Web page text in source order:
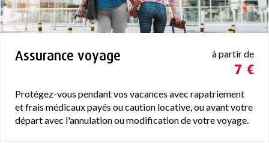
Assurance voyage à partir de
7 €
Protégez-vous pendant vos vacances avec rapatriement
et frais médicaux payés ou caution locative, ou avant votre
départ avec l'annulation ou modification de votre voyage.